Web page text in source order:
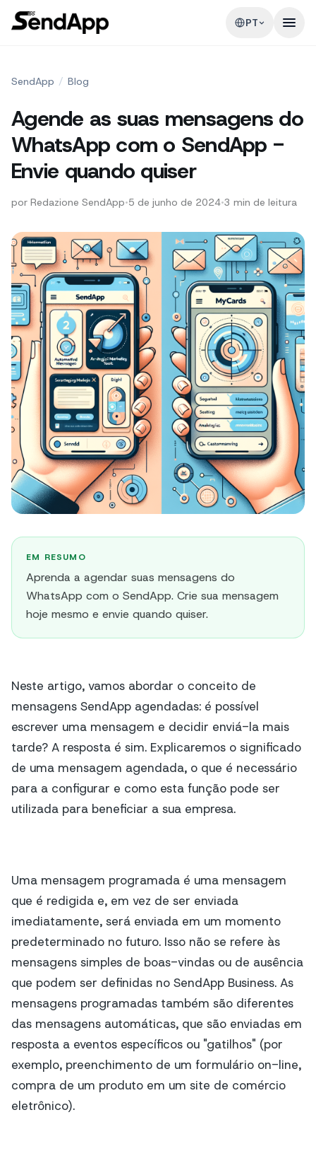
PT
SendApp / Blog
Agende as suas mensagens do
WhatsApp com o SendApp -
Envie quando quiser
por Redazione SendApp•5 de junho de 2024•3 min de leitura
EM RESUMO
Aprenda a agendar suas mensagens do
WhatsApp com o SendApp. Crie sua mensagem
hoje mesmo e envie quando quiser.
Neste artigo, vamos abordar o conceito de
mensagens SendApp agendadas: é possível
escrever uma mensagem e decidir enviá-la mais
tarde? A resposta é sim. Explicaremos o significado
de uma mensagem agendada, o que é necessário
para a configurar e como esta função pode ser
utilizada para beneficiar a sua empresa.
Uma mensagem programada é uma mensagem
que é redigida e, em vez de ser enviada
imediatamente, será enviada em um momento
predeterminado no futuro. Isso não se refere às
mensagens simples de boas-vindas ou de ausência
que podem ser definidas no SendApp Business. As
mensagens programadas também são diferentes
das mensagens automáticas, que são enviadas em
resposta a eventos específicos ou "gatilhos" (por
exemplo, preenchimento de um formulário on-line,
compra de um produto em um site de comércio
eletrônico).